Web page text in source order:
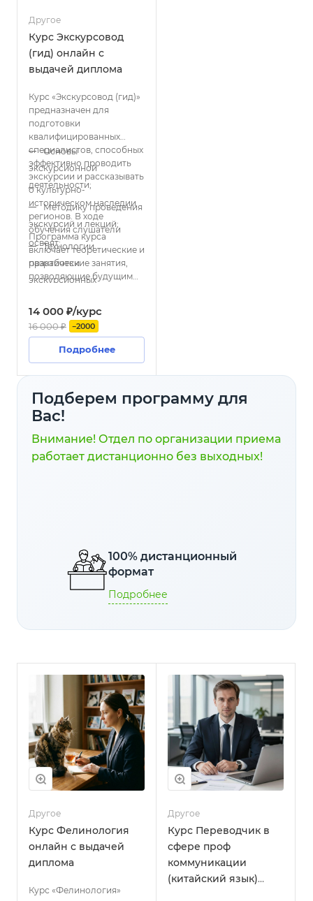
Другое
Курс Экскурсовод
(гид) онлайн с
выдачей диплома
Курс «Экскурсовод (гид)»
предназначен для
подготовки
квалифицированных
специалистов, способных
эффективно проводить
экскурсии и рассказывать
о культурно-
историческом наследии
регионов. В ходе
обучения слушатели
освоят:
Основы
экскурсионной
деятельности;
Методику проведения
экскурсий и лекций;
Технологии
разработки
экскурсионных
Психологию общения
с аудиторией и приемы
эффективного
Особенности работы с
клиентов.
Программа курса
включает теоретические и
практические занятия,
позволяющие будущим
время экскурсий и
эффективно решать
14 000 ₽/курс
16 000 ₽ −2000
Подробнее
Подберем программу для
Вас!
Внимание! Отдел по организации приема
работает дистанционно без выходных!
100% дистанционный
формат
Подробнее
Другое
Курс Фелинология
онлайн с выдачей
диплома
Курс «Фелинология»
Другое
Курс Переводчик в
сфере проф
коммуникации
(китайский язык)